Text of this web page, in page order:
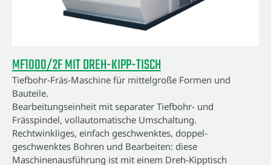
MF1000/2F MIT DREH-KIPP-TISCH
Tiefbohr-Fräs-Maschine für mittelgroße Formen und
Bauteile.
Bearbeitungseinheit mit separater Tiefbohr- und
Frässpindel, vollautomatische Umschaltung.
Rechtwinkliges, einfach geschwenktes, doppel-
geschwenktes Bohren und Bearbeiten: diese
Maschinenausführung ist mit einem Dreh-Kipptisch